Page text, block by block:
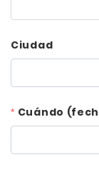
Ciudad
Cuándo